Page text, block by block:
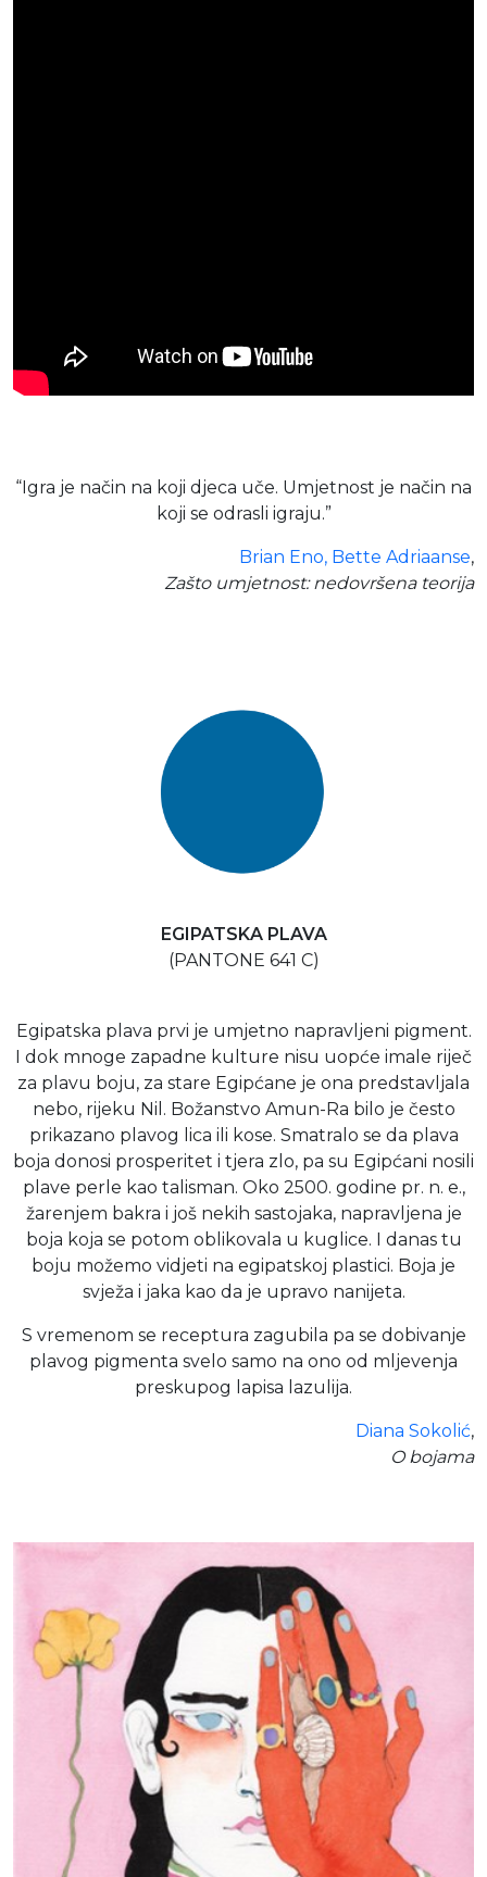
“Igra je način na koji djeca uče. Umjetnost je način na
koji se odrasli igraju.”
Brian Eno, Bette Adriaanse,
Zašto umjetnost: nedovršena teorija
EGIPATSKA PLAVA
(PANTONE 641 C)
Egipatska plava prvi je umjetno napravljeni pigment.
I dok mnoge zapadne kulture nisu uopće imale riječ
za plavu boju, za stare Egipćane je ona predstavljala
nebo, rijeku Nil. Božanstvo Amun-Ra bilo je često
prikazano plavog lica ili kose. Smatralo se da plava
boja donosi prosperitet i tjera zlo, pa su Egipćani nosili
plave perle kao talisman. Oko 2500. godine pr. n. e.,
žarenjem bakra i još nekih sastojaka, napravljena je
boja koja se potom oblikovala u kuglice. I danas tu
boju možemo vidjeti na egipatskoj plastici. Boja je
svježa i jaka kao da je upravo nanijeta.
S vremenom se receptura zagubila pa se dobivanje
plavog pigmenta svelo samo na ono od mljevenja
preskupog lapisa lazulija.
Diana Sokolić,
O bojama